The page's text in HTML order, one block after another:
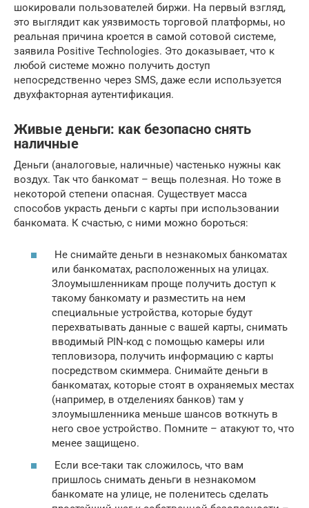
шокировали пользователей биржи. На первый взгляд,
это выглядит как уязвимость торговой платформы, но
реальная причина кроется в самой сотовой системе,
заявила Positive Technologies. Это доказывает, что к
любой системе можно получить доступ
непосредственно через SMS, даже если используется
двухфакторная аутентификация.
Живые деньги: как безопасно снять
наличные
Деньги (аналоговые, наличные) частенько нужны как
воздух. Так что банкомат – вещь полезная. Но тоже в
некоторой степени опасная. Существует масса
способов украсть деньги с карты при использовании
банкомата. К счастью, с ними можно бороться:
Не снимайте деньги в незнакомых банкоматах
или банкоматах, расположенных на улицах.
Злоумышленникам проще получить доступ к
такому банкомату и разместить на нем
специальные устройства, которые будут
перехватывать данные с вашей карты, снимать
вводимый PIN-код с помощью камеры или
тепловизора, получить информацию с карты
посредством скиммера. Снимайте деньги в
банкоматах, которые стоят в охраняемых местах
(например, в отделениях банков) там у
злоумышленника меньше шансов воткнуть в
него свое устройство. Помните – атакуют то, что
менее защищено.
Если все-таки так сложилось, что вам
пришлось снимать деньги в незнакомом
банкомате на улице, не поленитесь сделать